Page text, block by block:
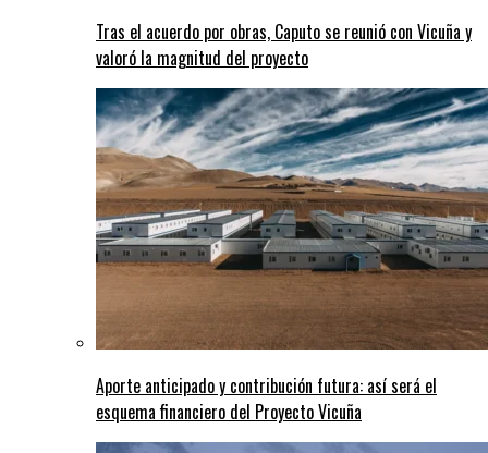
Tras el acuerdo por obras, Caputo se reunió con Vicuña y
valoró la magnitud del proyecto
Aporte anticipado y contribución futura: así será el
esquema financiero del Proyecto Vicuña